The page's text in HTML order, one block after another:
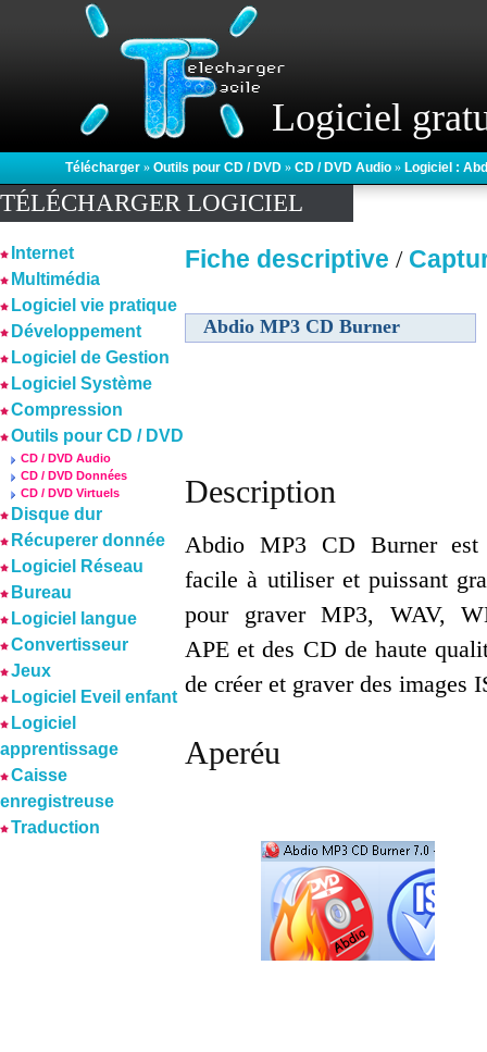
Logiciel
Télécharger » Outils pour CD / DVD » CD / DVD Audio » Logiciel :
TÉLÉCHARGER LOGICIEL
Internet
Multimédia
Logiciel vie pratique
Développement
Logiciel de Gestion
Logiciel Système
Compression
Outils pour CD / DVD
CD / DVD Audio
CD / DVD Données
CD / DVD Virtuels
Disque dur
Récuperer donnée
Logiciel Réseau
Bureau
Logiciel langue
Convertisseur
Jeux
Logiciel Eveil enfant
Logiciel
apprentissage
Caisse
enregistreuse
Traduction
Fiche descriptive /
Abdio MP3 CD Burner
Description
Abdio MP3 CD Burner
facile à utiliser et puissant
pour graver MP3, WAV,
APE et des CD de haute
de créer et graver des images
Aperéu